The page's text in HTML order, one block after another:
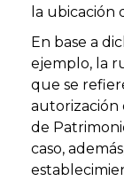
la ubicación
En base a
ejemplo, la
que se
autorización
de
caso,